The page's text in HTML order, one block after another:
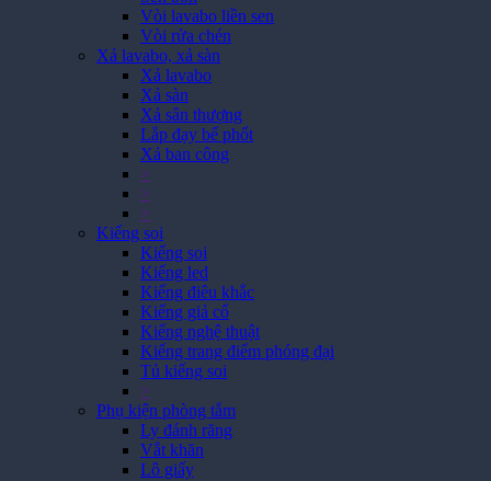
Vòi lavabo liền sen
Vòi rửa chén
Xả lavabo, xả sàn
Xả lavabo
Xả sàn
Xả sân thượng
Lắp đạy bể phốt
Xả ban công
>
>
>
Kiếng soi
Kiếng soi
Kiếng led
Kiếng điêu khắc
Kiếng giả cổ
Kiếng nghệ thuật
Kiếng trang điểm phóng đại
Tủ kiếng soi
>
Phụ kiện phòng tắm
Ly đánh răng
Vắt khăn
Lô giấy